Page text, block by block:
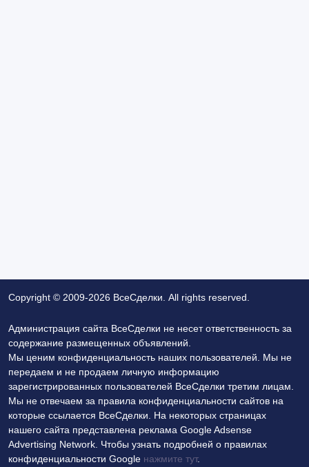
Copyright © 2009-2026 ВсеСделки. All rights reserved.
Администрация сайта ВсеСделки не несет ответственность за
содержание размещенных объявлений.
Мы ценим конфиденциальность наших пользователей. Мы не
передаем и не продаем личную информацию
зарегистрированных пользователей ВсеСделки третим лицам.
Мы не отвечаем за правила конфиденциальности сайтов на
которые ссылается ВсеСделки. На некоторых страницах
нашего сайта представлена реклама Google Adsense
Advertising Network. Чтобы узнать подробней о правилах
конфиденциальности Google нажмите тут.